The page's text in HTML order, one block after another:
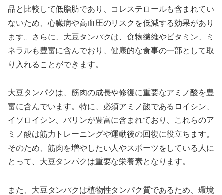
品と比較して低脂肪であり、コレステロールも含まれてい
ないため、心臓病や高血圧のリスクを低減する効果があり
ます。さらに、大豆タンパクは、食物繊維やビタミン、ミ
ネラルも豊富に含んでおり、健康的な食事の一部として取
り入れることができます。
大豆タンパクは、筋肉の成長や修復に重要なアミノ酸を豊
富に含んでいます。特に、必須アミノ酸であるロイシン、
イソロイシン、バリンが豊富に含まれており、これらのア
ミノ酸は筋力トレーニングや運動後の回復に役立ちます。
そのため、筋肉を増やしたい人やスポーツをしている人に
とって、大豆タンパクは重要な栄養素となります。
また、大豆タンパクは植物性タンパク質であるため、環境